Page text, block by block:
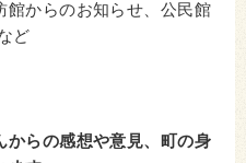
館からのお知らせ、公民館
ど
からの感想や意見、町の身